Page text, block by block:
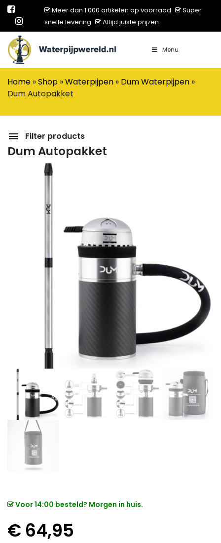
Meer dan 1.000 artikelen op voorraad
Super
snelle levering
Altijd juiste prijzen
Main Navigation Menu
Home »Shop »Waterpijpen » Dum Waterpijpen »
Dum Autopakket
Filter products
Dum Autopakket
Voor 14:00 besteld? Morgen in huis.
€ 64,95